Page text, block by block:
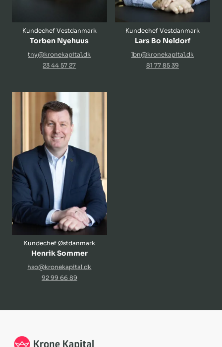
Kundechef Vestdanmark
Torben Nyehuus
tny@kronekapital.dk
23 44 57 27
Kundechef Vestdanmark
Lars Bo Neldorf
lbn@kronekapital.dk
81 77 85 39
Kundechef Østdanmark
Henrik Sommer
hso@kronekapital.dk
92 99 66 89